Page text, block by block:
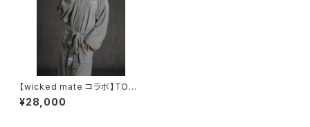
【wicked mate コラボ】TOW
EL GOWN / gray
¥28,000